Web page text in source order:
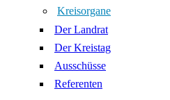
Kreisorgane
Der Landrat
Der Kreistag
Ausschüsse
Referenten